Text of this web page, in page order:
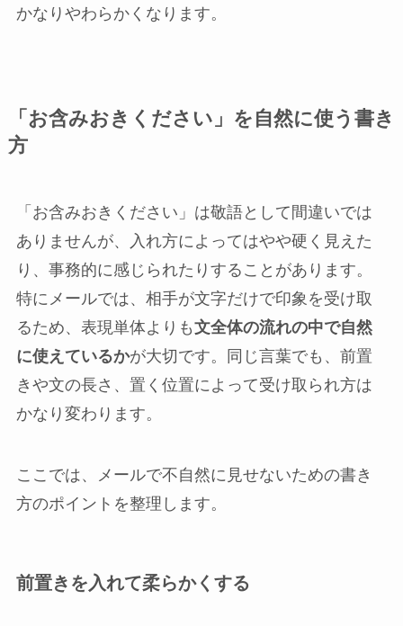
かなりやわらかくなります。
「お含みおきください」を自然に使う書き
方
「お含みおきください」は敬語として間違いでは
ありませんが、入れ方によってはやや硬く見えた
り、事務的に感じられたりすることがあります。
特にメールでは、相手が文字だけで印象を受け取
るため、表現単体よりも文全体の流れの中で自然
に使えているかが大切です。同じ言葉でも、前置
きや文の長さ、置く位置によって受け取られ方は
かなり変わります。
ここでは、メールで不自然に見せないための書き
方のポイントを整理します。
前置きを入れて柔らかくする